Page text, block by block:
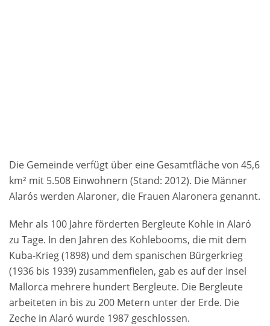
Die Gemeinde verfügt über eine Gesamtfläche von 45,6
km² mit 5.508 Einwohnern (Stand: 2012). Die Männer
Alarós werden Alaroner, die Frauen Alaronera genannt.
Mehr als 100 Jahre förderten Bergleute Kohle in Alaró
zu Tage. In den Jahren des Kohlebooms, die mit dem
Kuba-Krieg (1898) und dem spanischen Bürgerkrieg
(1936 bis 1939) zusammenfielen, gab es auf der Insel
Mallorca mehrere hundert Bergleute. Die Bergleute
arbeiteten in bis zu 200 Metern unter der Erde. Die
Zeche in Alaró wurde 1987 geschlossen.